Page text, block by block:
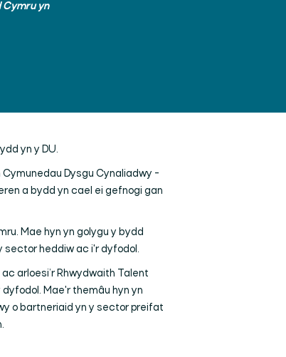
Cymru yn
yn y DU.
Cymunedau Dysgu Cynaliadwy -
a bydd yn cael ei gefnogi gan
Mae hyn yn golygu y bydd
sector heddiw ac i'r dyfodol.
arloesi’r Rhwydwaith Talent
Mae'r themâu hyn yn
o bartneriaid yn y sector preifat